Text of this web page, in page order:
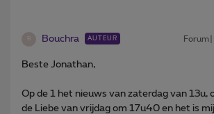
Bouchra AUTEUR
Beste Jonathan,
Op de 1 het nieuws van zaterdag van 13u,
de Liebe van vrijdag om 17u40 en het is